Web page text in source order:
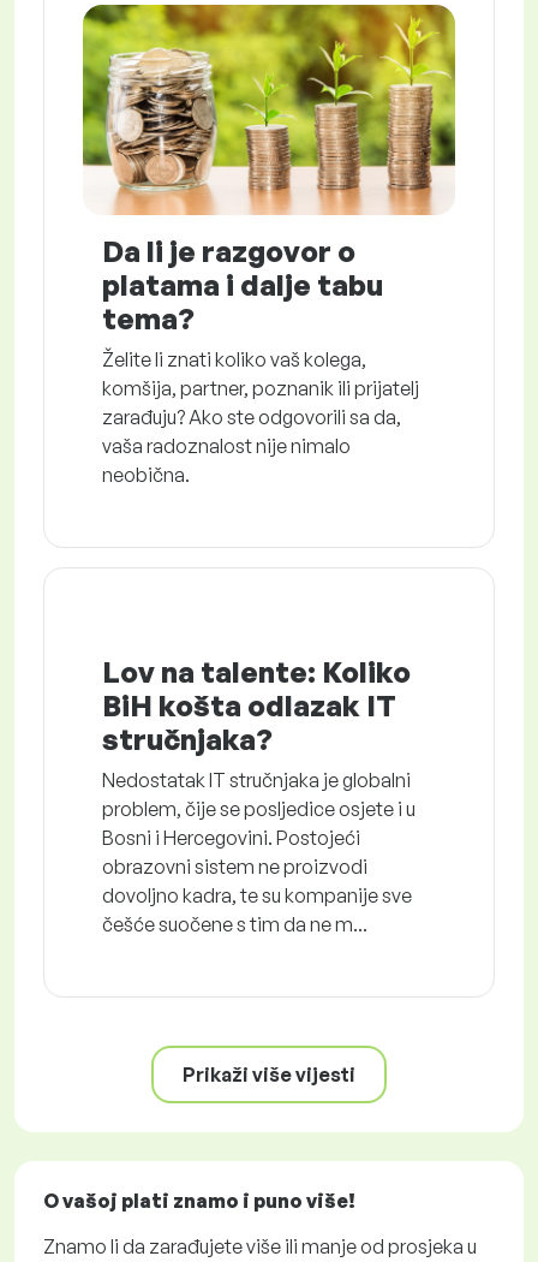
Da li je razgovor o
platama i dalje tabu
tema?
Želite li znati koliko vaš kolega,
komšija, partner, poznanik ili prijatelj
zarađuju? Ako ste odgovorili sa da,
vaša radoznalost nije nimalo
neobična.
Lov na talente: Koliko
BiH košta odlazak IT
stručnjaka?
Nedostatak IT stručnjaka je globalni
problem, čije se posljedice osjete i u
Bosni i Hercegovini. Postojeći
obrazovni sistem ne proizvodi
dovoljno kadra, te su kompanije sve
češće suočene s tim da ne m...
Prikaži više vijesti
O vašoj plati znamo i puno više!
Znamo li da zarađujete više ili manje od prosjeka u